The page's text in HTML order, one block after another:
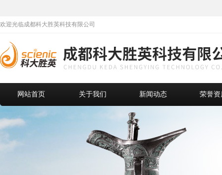
欢迎光临成都科大胜英科技有限公司
网站首页 关于我们 新闻动态 荣誉资